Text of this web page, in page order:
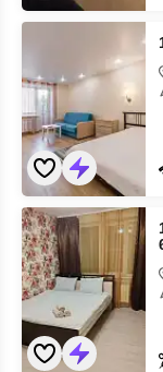
1-
Рыбинская
49А
1-
комнатная
квартира
Ленинградский
68к3